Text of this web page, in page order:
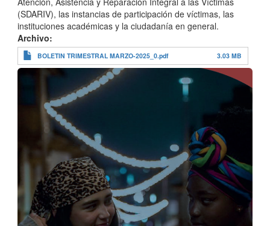
(SDARIV), las instancias de participación de víctimas, las
instituciones académicas y la ciudadanía en general.
Archivo
BOLETIN TRIMESTRAL MARZO-2025_0.pdf 3.03 MB